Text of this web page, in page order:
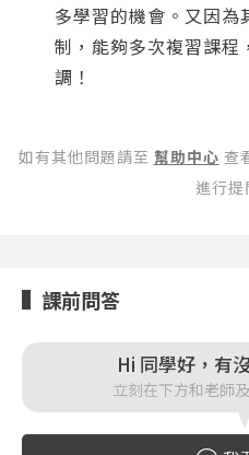
忘記密碼 註
按下註冊即代表你同意我
策。
確定
多學習的機會。又因為
制，能夠多次複習課程
調！
如有其他問題請至 幫助中心 查
進行提
課前問答
Hi 同學好，有
立刻在下方和老師